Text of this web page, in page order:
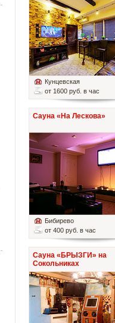
Кунцевская
от 1600 руб. в час
Сауна «На Лескова»
Бибирево
от 400 руб. в час
Сауна «БРЫЗГИ» на
Сокольниках